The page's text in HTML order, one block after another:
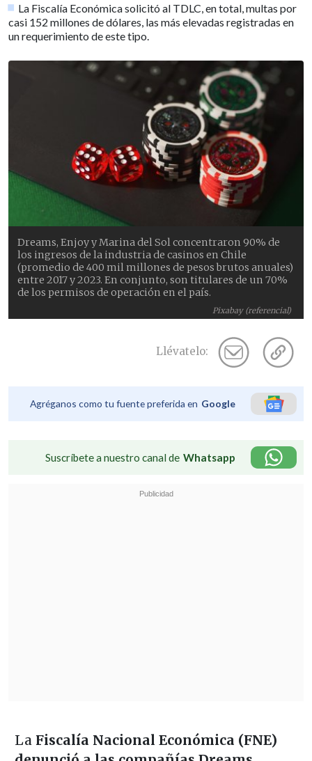
La Fiscalía Económica solicitó al TDLC, en total, multas por
casi 152 millones de dólares, las más elevadas registradas en
un requerimiento de este tipo.
Pixabay (referencial)
Dreams, Enjoy y Marina del Sol concentraron 90% de
los ingresos de la industria de casinos en Chile
(promedio de 400 mil millones de pesos brutos anuales)
entre 2017 y 2023. En conjunto, son titulares de un 70%
de los permisos de operación en el país.
Llévatelo:
Agréganos como tu fuente preferida en Google
Suscríbete a nuestro canal de Whatsapp
La Fiscalía Nacional Económica (FNE)